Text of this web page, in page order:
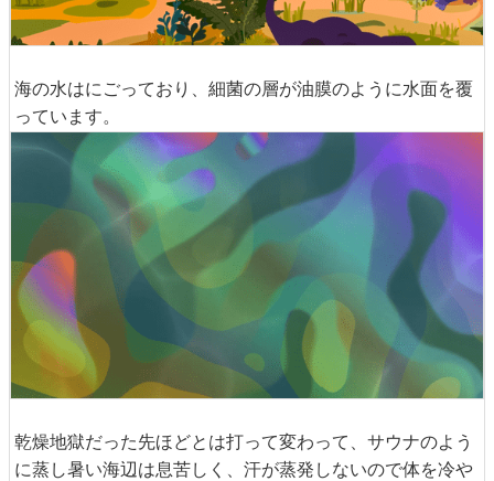
海の水はにごっており、細菌の層が油膜のように水面を覆
っています。
乾燥地獄だった先ほどとは打って変わって、サウナのよう
に蒸し暑い海辺は息苦しく、汗が蒸発しないので体を冷や